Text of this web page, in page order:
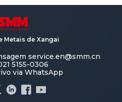
Metais de Xangai
service.en@smm.cn
5155-0306
via WhatsApp